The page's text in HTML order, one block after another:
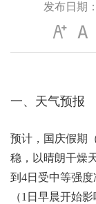
发布日期：
一、天气预报
预计，国庆假期
稳，以晴朗干燥
到4日受中等强
（1日早晨开始